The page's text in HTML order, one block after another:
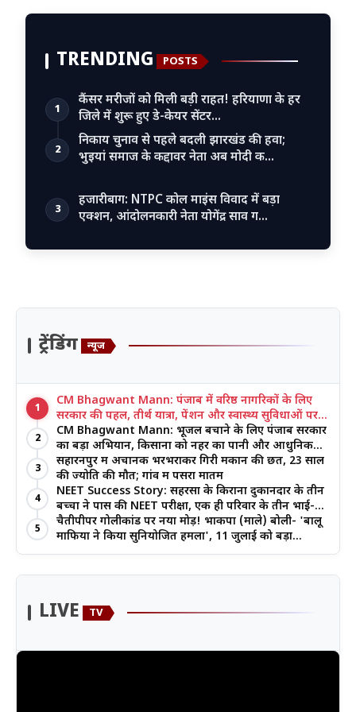
TRENDING POSTS
1
कैंसर मरीजों को मिली बड़ी राहत! हरियाणा के हर
जिले में शुरू हुए डे-केयर सेंटर…
2
निकाय चुनाव से पहले बदली झारखंड की हवा;
भुइयां समाज के कद्दावर नेता अब मोदी क…
3
हजारीबाग: NTPC कोल माइंस विवाद में बड़ा
एक्शन, आंदोलनकारी नेता योगेंद्र साव ग…
ट्रेंडिंग न्यूज
1
CM Bhagwant Mann: पंजाब में वरिष्ठ नागरिकों के लिए
सरकार की पहल, तीर्थ यात्रा, पेंशन और स्वास्थ्य सुविधाओं पर
जोर
2
CM Bhagwant Mann: भूजल बचाने के लिए पंजाब सरकार
का बड़ा अभियान, किसानों को नहर का पानी और आधुनिक
खेती का मिल रहा लाभ
3
सहारनपुर में अचानक भरभराकर गिरी मकान की छत, 23 साल
की ज्योति की मौत; गांव में पसरा मातम
4
NEET Success Story: सहरसा के किराना दुकानदार के तीन
बच्चों ने पास की NEET परीक्षा, एक ही परिवार के तीन भाई-
बहनों ने रचा इतिहास
5
चैतीपीपर गोलीकांड पर नया मोड़! भाकपा (माले) बोली- 'बालू
माफिया ने किया सुनियोजित हमला', 11 जुलाई को बड़ा
आंदोलन
LIVE TV